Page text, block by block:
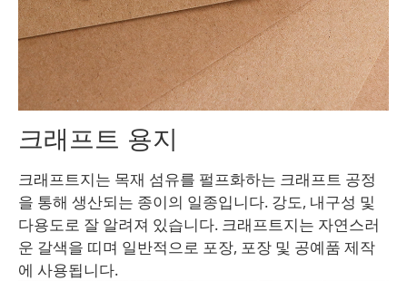
크래프트 용지
크래프트지는 목재 섬유를 펄프화하는 크래프트 공정
을 통해 생산되는 종이의 일종입니다. 강도, 내구성 및
다용도로 잘 알려져 있습니다. 크래프트지는 자연스러
운 갈색을 띠며 일반적으로 포장, 포장 및 공예품 제작
에 사용됩니다.